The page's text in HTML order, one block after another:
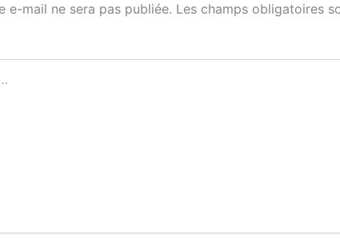
e-mail ne sera pas publiée. Les champs obligatoires